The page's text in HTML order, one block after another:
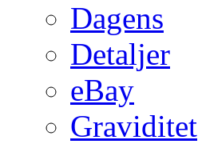
Dagens
Detaljer
eBay
Graviditet